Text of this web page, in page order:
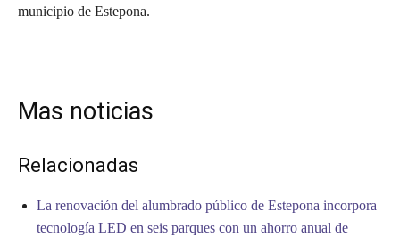
municipio de Estepona.
Mas noticias
Relacionadas
La renovación del alumbrado público de Estepona incorpora
tecnología LED en seis parques con un ahorro anual de